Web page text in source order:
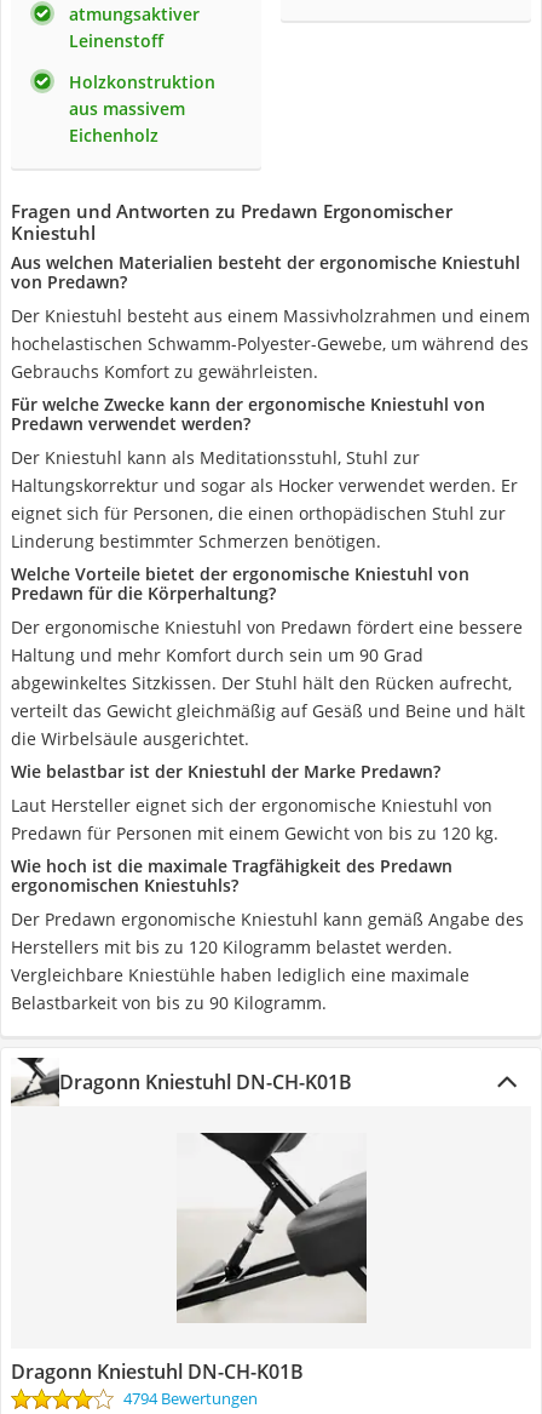
atmungsaktiver
Leinenstoff
Holzkonstruktion
aus massivem
Eichenholz
Fragen und Antworten zu Predawn Ergonomischer
Kniestuhl
Aus welchen Materialien besteht der ergonomische Kniestuhl
von Predawn?
Der Kniestuhl besteht aus einem Massivholzrahmen und einem
hochelastischen Schwamm-Polyester-Gewebe, um während des
Gebrauchs Komfort zu gewährleisten.
Für welche Zwecke kann der ergonomische Kniestuhl von
Predawn verwendet werden?
Der Kniestuhl kann als Meditationsstuhl, Stuhl zur
Haltungskorrektur und sogar als Hocker verwendet werden. Er
eignet sich für Personen, die einen orthopädischen Stuhl zur
Linderung bestimmter Schmerzen benötigen.
Welche Vorteile bietet der ergonomische Kniestuhl von
Predawn für die Körperhaltung?
Der ergonomische Kniestuhl von Predawn fördert eine bessere
Haltung und mehr Komfort durch sein um 90 Grad
abgewinkeltes Sitzkissen. Der Stuhl hält den Rücken aufrecht,
verteilt das Gewicht gleichmäßig auf Gesäß und Beine und hält
die Wirbelsäule ausgerichtet.
Wie belastbar ist der Kniestuhl der Marke Predawn?
Laut Hersteller eignet sich der ergonomische Kniestuhl von
Predawn für Personen mit einem Gewicht von bis zu 120 kg.
Wie hoch ist die maximale Tragfähigkeit des Predawn
ergonomischen Kniestuhls?
Der Predawn ergonomische Kniestuhl kann gemäß Angabe des
Herstellers mit bis zu 120 Kilogramm belastet werden.
Vergleichbare Kniestühle haben lediglich eine maximale
Belastbarkeit von bis zu 90 Kilogramm.
Dragonn Kniestuhl DN-CH-K01B
Dragonn Kniestuhl DN-CH-K01B
4794 Bewertungen